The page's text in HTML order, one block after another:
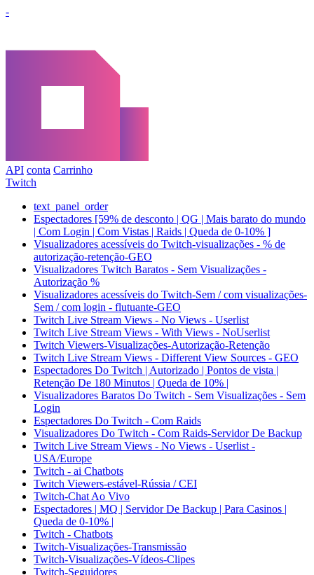
-
API conta Carrinho
Twitch
text_panel_order
Espectadores [59% de desconto | QG | Mais barato do mundo
| Com Login | Com Vistas | Raids | Queda de 0-10% ]
Visualizadores acessíveis do Twitch-visualizações - % de
autorização-retenção-GEO
Visualizadores Twitch Baratos - Sem Visualizações -
Autorização %
Visualizadores acessíveis do Twitch-Sem / com visualizações-
Sem / com login - flutuante-GEO
Twitch Live Stream Views - No Views - Userlist
Twitch Live Stream Views - With Views - NoUserlist
Twitch Viewers-Visualizações-Autorização-Retenção
Twitch Live Stream Views - Different View Sources - GEO
Espectadores Do Twitch | Autorizado | Pontos de vista |
Retenção De 180 Minutos | Queda de 10% |
Visualizadores Baratos Do Twitch - Sem Visualizações - Sem
Login
Espectadores Do Twitch - Com Raids
Visualizadores Do Twitch - Com Raids-Servidor De Backup
Twitch Live Stream Views - No Views - Userlist -
USA/Europe
Twitch - ai Chatbots
Twitch Viewers-estável-Rússia / CEI
Twitch-Chat Ao Vivo
Espectadores | MQ | Servidor De Backup | Para Casinos |
Queda de 0-10% |
Twitch - Chatbots
Twitch-Visualizações-Transmissão
Twitch-Visualizações-Vídeos-Clipes
Twitch-Seguidores